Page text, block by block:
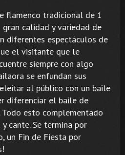
flamenco tradicional de 1
gran calidad y variedad de
diferentes espectáculos de
el visitante que le
siempre con algo
se enfundan sus
al público con un baile
diferenciar el baile de
Todo esto complementado
cante. Se termina por
un Fin de Fiesta por